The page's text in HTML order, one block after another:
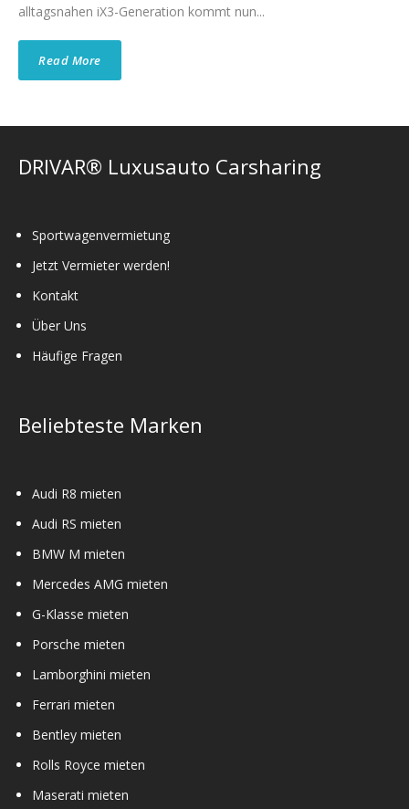
alltagsnahen iX3-Generation kommt nun...
Read More
DRIVAR® Luxusauto Carsharing
Sportwagenvermietung
Jetzt Vermieter werden!
Kontakt
Über Uns
Häufige Fragen
Beliebteste Marken
Audi R8 mieten
Audi RS mieten
BMW M mieten
Mercedes AMG mieten
G-Klasse mieten
Porsche mieten
Lamborghini mieten
Ferrari mieten
Bentley mieten
Rolls Royce mieten
Maserati mieten